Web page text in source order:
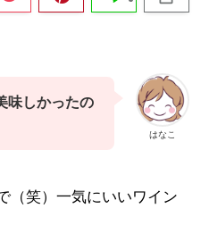
はなこ
味しかったの
（笑）一気にいいワイン